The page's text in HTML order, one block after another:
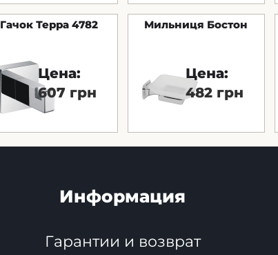
Гачок Терра 4782
Цена:
607 грн
Мильниця Бостон
Цена:
482 грн
Информация
Гарантии и возврат